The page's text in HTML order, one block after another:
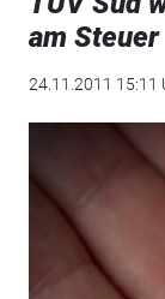
am Steuer
24.11.2011 15:11